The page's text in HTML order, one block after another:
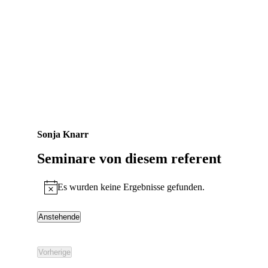
Sonja Knarr
Seminare von diesem referent
Hinweis
Es wurden keine Ergebnisse gefunden.
Anstehende
Vorherige
Seminare